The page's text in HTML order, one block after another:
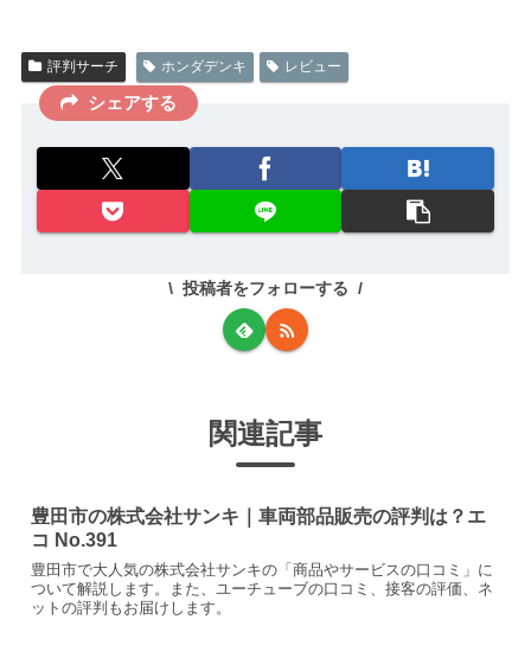
評判サーチ ホンダデンキ レビュー
シェアする
投稿者をフォローする
関連記事
豊田市の株式会社サンキ｜車両部品販売の評判は？エ
コ No.391
豊田市で大人気の株式会社サンキの「商品やサービスの口コミ」に
ついて解説します。また、ユーチューブの口コミ、接客の評価、ネ
ットの評判もお届けします。